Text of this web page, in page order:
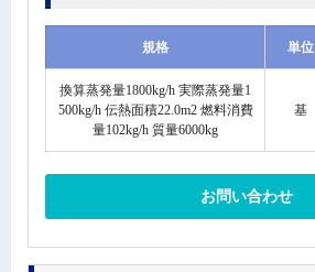
規格 単位
換算蒸発量1800kg/h 実際蒸発量1
500kg/h 伝熱面積22.0m2 燃料消費
量102kg/h 質量6000kg
基
お問い合わせ